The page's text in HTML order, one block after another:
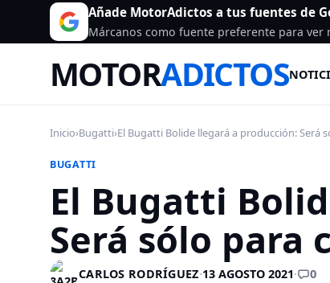
Añade MotorAdictos a tus fuentes de
Márcanos como fuente preferente para ver
MOTORADICTOS
Inicio›Bugatti›El Bugatti Bolide llegará a producción: Será
BUGATTI
El Bugatti
Será sólo para
CARLOS RODRÍGUEZ·13 AGOSTO 2021· 0